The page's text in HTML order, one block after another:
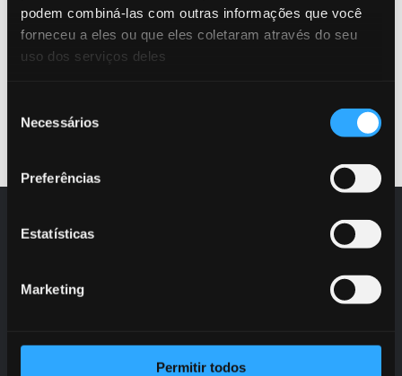
podem combiná-las com outras informações que você
forneceu a eles ou que eles coletaram através do seu
uso dos serviços deles
Necessários
Preferências
Estatísticas
Marketing
Permitir todos
Lyfense Fraud Prevention
Lyfense Money Mule Account Detection